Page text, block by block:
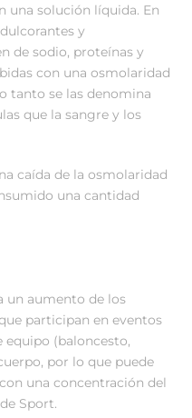
una solución líquida. En
y
de sodio, proteínas y
con una osmolaridad
tanto se las denomina
que la sangre y los
caída de la osmolaridad
una cantidad
un aumento de los
participan en eventos
(baloncesto,
por lo que puede
una concentración del
Sport.